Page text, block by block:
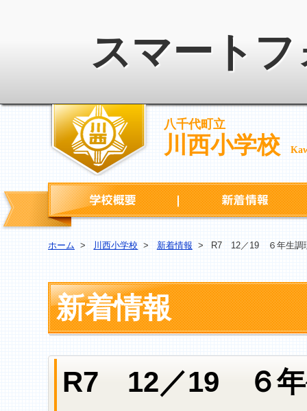
スマート
八千代町立
川西小学校
学校概要
ホーム > 川西小学校 > 新着情報 > R7 12／19 ６年生調
新着情報
R7 12／19 ６年